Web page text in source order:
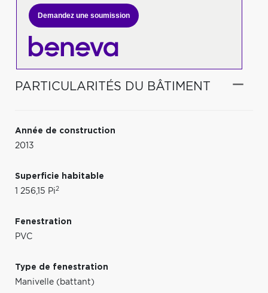
Demandez une soumission
PARTICULARITÉS DU BÂTIMENT
Année de construction
2013
Superficie habitable
1 256,15 Pi2
Fenestration
PVC
Type de fenestration
Manivelle (battant)